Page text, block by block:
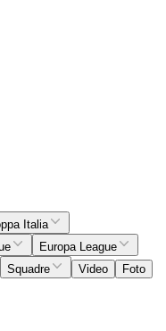
Italia
Europa League
Squadre Video
Foto